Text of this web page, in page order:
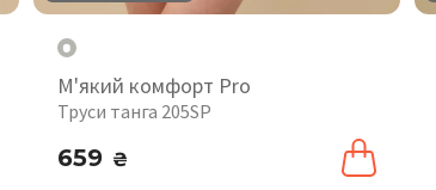
М'який комфорт Pro
Труси танга 205SP
659 ₴